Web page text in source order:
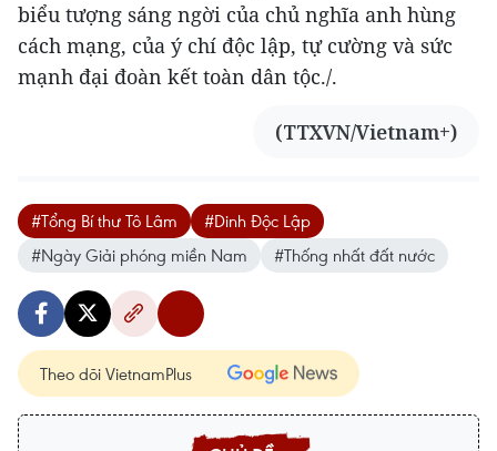
biểu tượng sáng ngời của chủ nghĩa anh hùng
cách mạng, của ý chí độc lập, tự cường và sức
mạnh đại đoàn kết toàn dân tộc./.
(TTXVN/Vietnam+)
#Tổng Bí thư Tô Lâm
#Dinh Độc Lập
#Ngày Giải phóng miền Nam
#Thống nhất đất nước
Theo dõi VietnamPlus